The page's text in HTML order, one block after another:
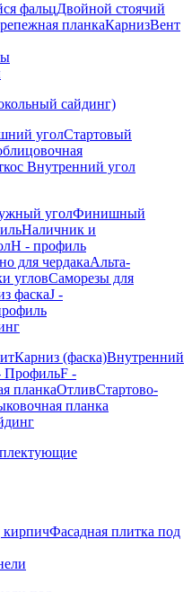
фальцДвойной стоячий
планкаКарнизВент
сайдинг)
уголСтартовый
Внутренний угол
уголФинишный
Наличник и
H - профиль
для чердакаАльта-
угловСаморезы для
фаскаJ -
Карниз (фаска)Внутренний
ПрофильF -
планкаОтливСтартово-
планка
кирпичФасадная плитка под